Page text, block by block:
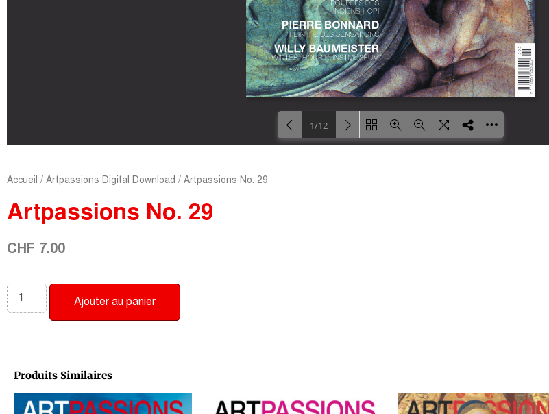
Accueil / Artpassions Digital Download / Artpassions No. 29
Artpassions No. 29
CHF 7.00
Ajouter au panier
Produits Similaires